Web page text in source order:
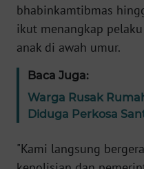
bhabinkamtibmas
ikut menangkap
anak di awah umur.
Baca Juga:
Warga Rusak
Diduga Perkosa
"Kami langsung
TENTANG
KAMI
PEDOMAN
MEDIA
SIBER